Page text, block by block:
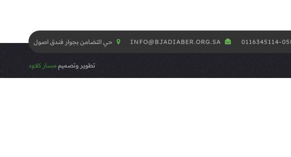
0116345114-
INFO@BJADIABER.ORG.SA حي التضامن بجوار فندق اصول
تطوير وتصميم مسار كلاود